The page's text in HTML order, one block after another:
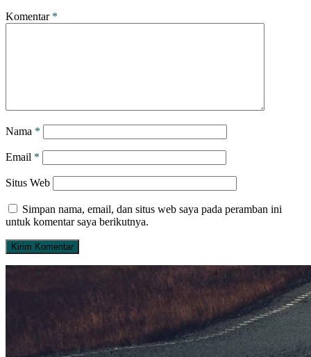
Komentar *
Nama *
Email *
Situs Web
Simpan nama, email, dan situs web saya pada peramban ini
untuk komentar saya berikutnya.